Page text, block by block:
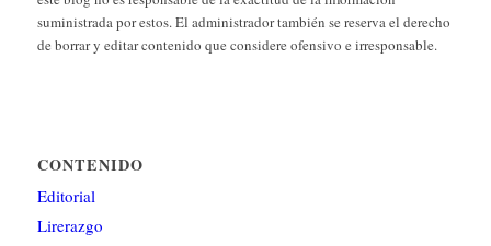
suministrada por estos. El administrador también se reserva el derecho
de borrar y editar contenido que considere ofensivo e irresponsable.
CONTENIDO
Editorial
Lirerazgo